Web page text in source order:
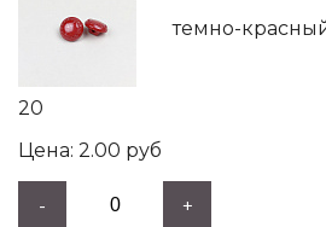
темно-
20
2.00 руб
- +